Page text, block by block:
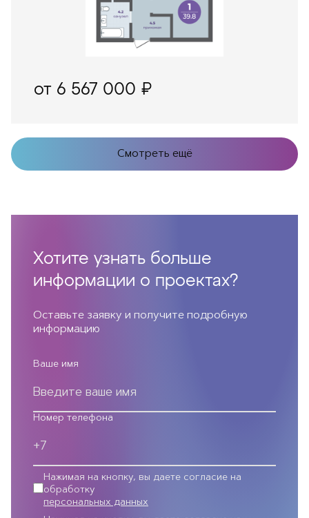
от 6 567 000 ₽
Смотреть ещё
Хотите узнать больше
информации о проектах?
Оставьте заявку и получите подробную
информацию
Ваше имя
Номер телефона